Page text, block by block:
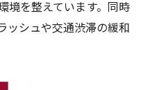
境を整えています。同時
ッシュや交通渋滞の緩和